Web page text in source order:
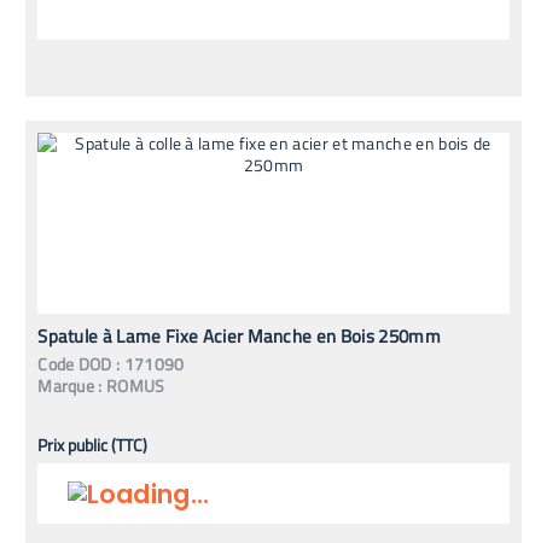
Spatule à Lame Fixe Acier Manche en Bois 250mm
Code DOD : 171090
Marque : ROMUS
Prix public (TTC)